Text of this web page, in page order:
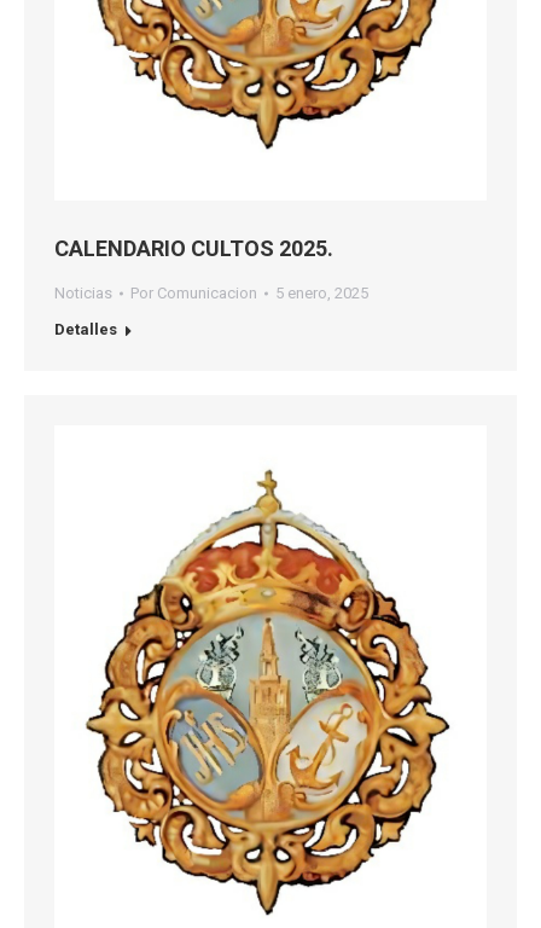
CALENDARIO CULTOS 2025.
Noticias Por Comunicacion
5 enero, 2025
Detalles